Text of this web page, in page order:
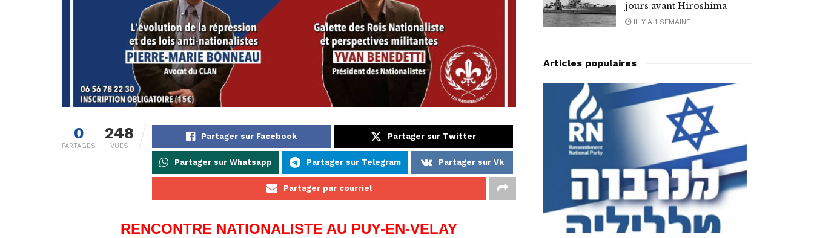
0
PARTAGES
248
VUES
Partager sur Facebook Partager sur Twitter
Partager sur Whatsapp Partager sur Telegram Partager sur Vk
Partager par courriel
RENCONTRE NATIONALISTE AU PUY-EN-VELAY
jours avant Hiroshima
IL Y A 1 SEMAINE
Articles populaires